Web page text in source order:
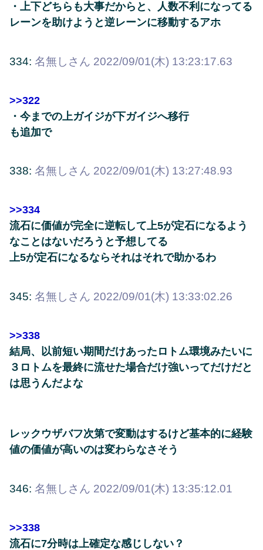
・上下どちらも大事だからと、人数不利になってる
レーンを助けようと逆レーンに移動するアホ
334: 名無しさん 2022/09/01(木) 13:23:17.63
>>322
・今までの上ガイジが下ガイジへ移行
も追加で
338: 名無しさん 2022/09/01(木) 13:27:48.93
>>334
流石に価値が完全に逆転して上5が定石になるよう
なことはないだろうと予想してる
上5が定石になるならそれはそれで助かるわ
345: 名無しさん 2022/09/01(木) 13:33:02.26
>>338
結局、以前短い期間だけあったロトム環境みたいに
３ロトムを最終に流せた場合だけ強いってだけだと
は思うんだよな
レックウザバフ次第で変動はするけど基本的に経験
値の価値が高いのは変わらなさそう
346: 名無しさん 2022/09/01(木) 13:35:12.01
>>338
流石に7分時は上確定な感じしない？